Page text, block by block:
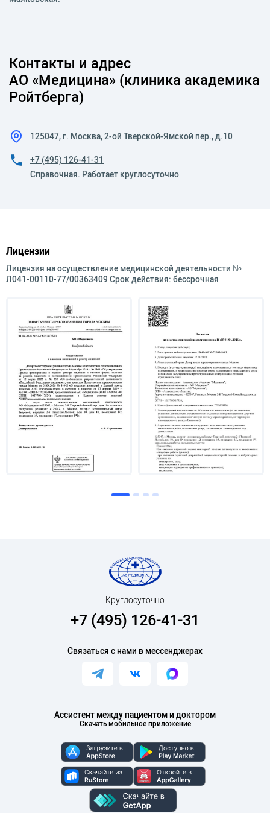
Контакты и адрес
АО «Медицина» (клиника академика
Ройтберга)
125047, г. Москва, 2-ой Тверской-Ямской пер., д.10
+7 (495) 126-41-31
Справочная. Работает круглосуточно
Лицензии
Лицензия на осуществление медицинской деятельности №
Л041-00110-77/00363409 Срок действия: бессрочная
Ассистент между пациентом и доктором
Скачать мобильное приложение
Круглосуточно
+7 (495) 126-41-31
Связаться с нами в мессенджерах